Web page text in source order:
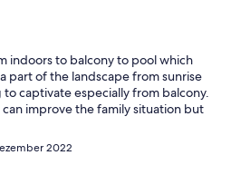
indoors to balcony to pool which
part of the landscape from sunrise
captivate especially from balcony.
can improve the family situation but
2022